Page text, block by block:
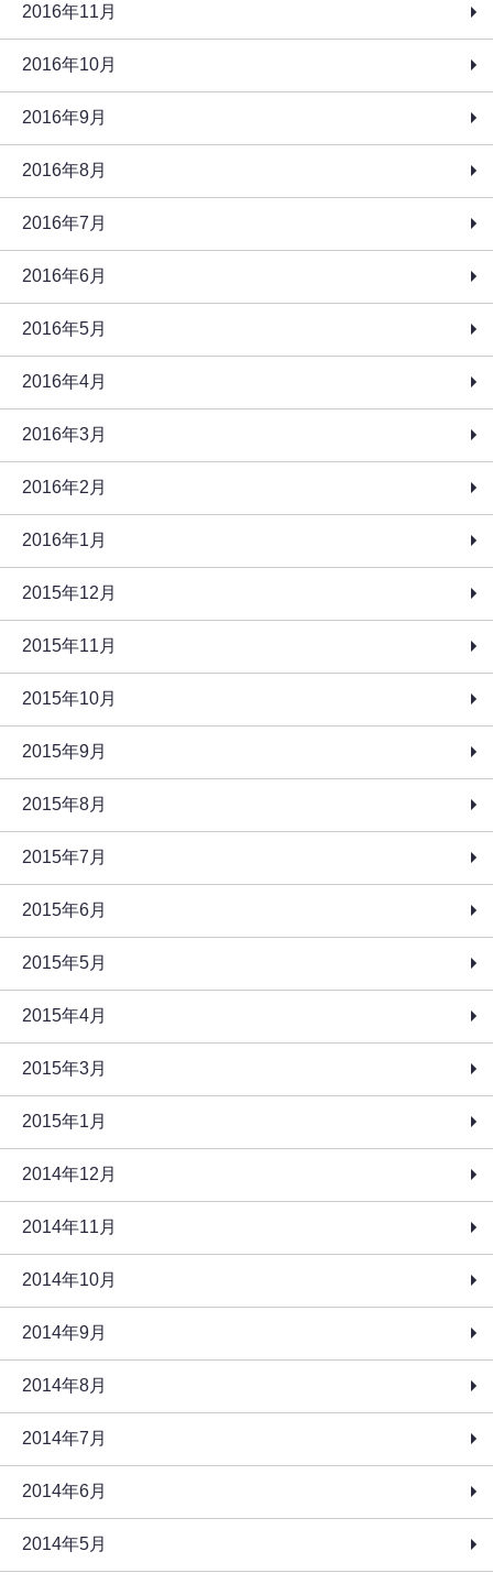
2016年11月
2016年10月
2016年9月
2016年8月
2016年7月
2016年6月
2016年5月
2016年4月
2016年3月
2016年2月
2016年1月
2015年12月
2015年11月
2015年10月
2015年9月
2015年8月
2015年7月
2015年6月
2015年5月
2015年4月
2015年3月
2015年1月
2014年12月
2014年11月
2014年10月
2014年9月
2014年8月
2014年7月
2014年6月
2014年5月